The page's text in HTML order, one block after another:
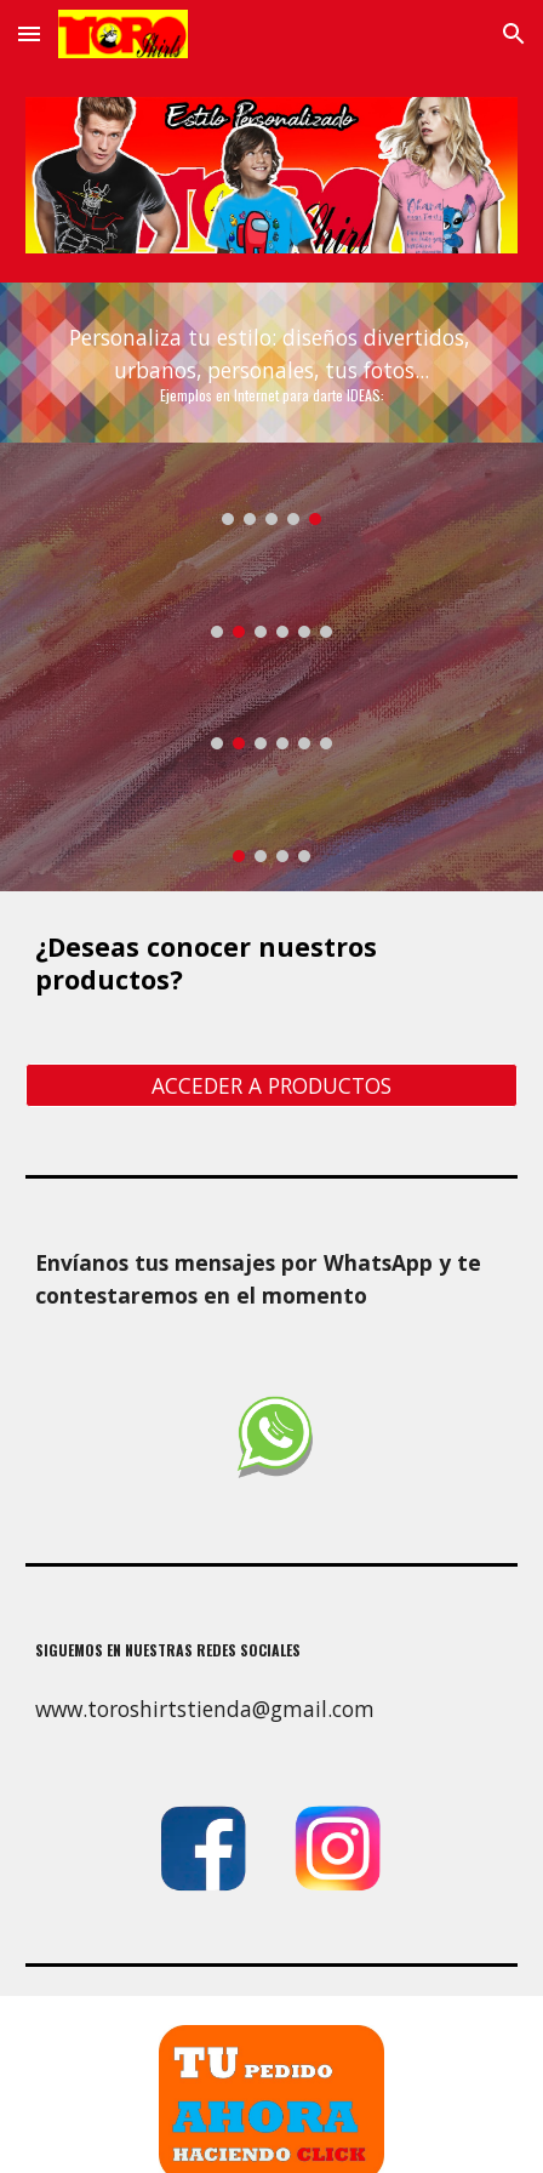
Skip to main content Skip to navigation
Personaliza tu estilo: diseños divertidos,
urbanos, personales, tus fotos...
Ejemplos en Internet para darte IDEAS:
¿Deseas conocer nuestros
productos?
ACCEDER A PRODUCTOS
Envíanos tus mensajes por WhatsApp y te
contestaremos en el momento
SIGUEMOS EN NUESTRAS REDES SOCIALES
www.toroshirtstienda@gmail.com